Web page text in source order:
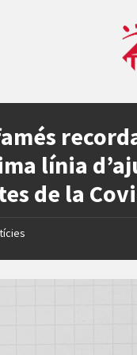
línia
de la